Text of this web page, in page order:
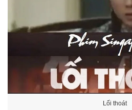
Lối thoát